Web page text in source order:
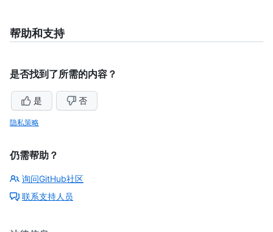
帮助和支持
是否找到了所需的内容？
是 否
隐私策略
仍需帮助？
询问GitHub社区
联系支持人员